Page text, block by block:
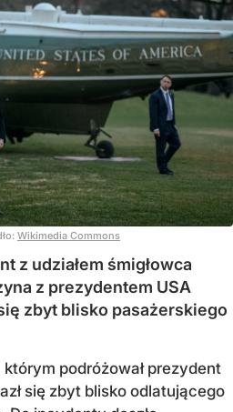
Wikimedia Commons
z udziałem śmigłowca
z prezydentem USA
zbyt blisko pasażerskiego
którym podróżował prezydent
się zbyt blisko odlatującego